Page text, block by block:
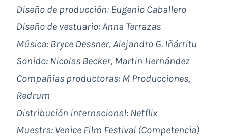
Diseño de producción: Eugenio Caballero
Diseño de vestuario: Anna Terrazas
Música: Bryce Dessner, Alejandro G. Iñárritu
Sonido: Nicolas Becker, Martin Hernández
Compañías productoras: M Producciones,
Redrum
Distribución internacional: Netflix
Muestra: Venice Film Festival (Competencia)